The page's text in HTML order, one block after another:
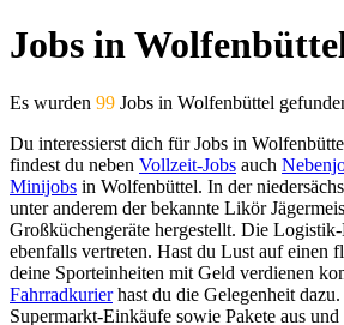
Jobs in
Es wurden 99 Jobs in Wolfenbüttel
Du interessierst dich für Jobs in
findest du neben Vollzeit-Jobs auch
Minijobs in Wolfenbüttel. In der
unter anderem der bekannte Likör
Großküchengeräte hergestellt. Die
ebenfalls vertreten. Hast du Lust auf einen
deine Sporteinheiten mit Geld verdienen
Fahrradkurierhast du die Gelegenheit
Supermarkt-Einkäufe sowie Pakete aus